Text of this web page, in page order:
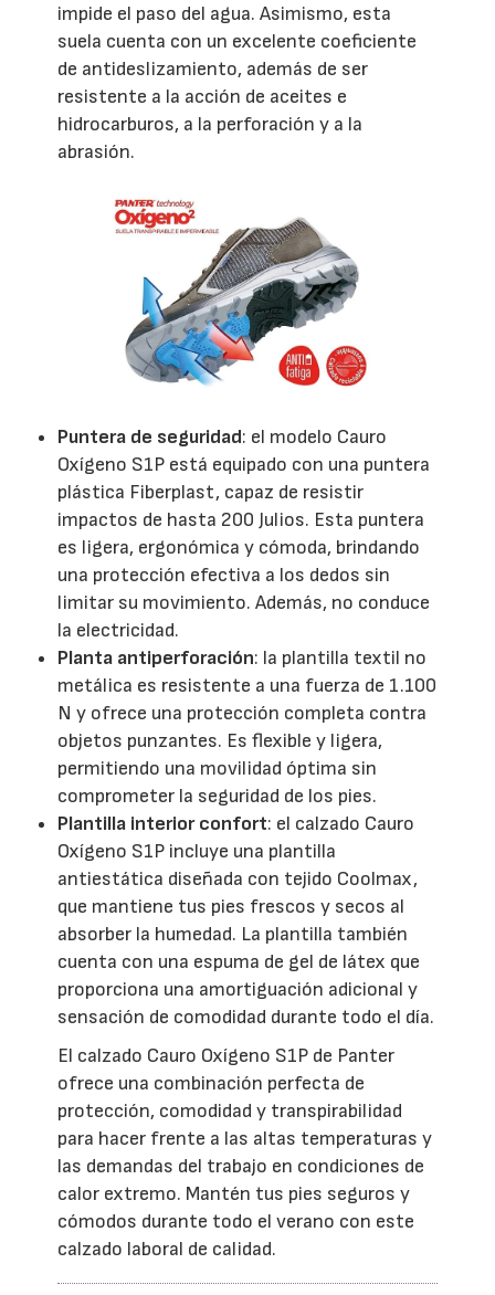
impide el paso del agua. Asimismo, esta
suela cuenta con un excelente coeficiente
de antideslizamiento, además de ser
resistente a la acción de aceites e
hidrocarburos, a la perforación y a la
abrasión.
Puntera de seguridad: el modelo Cauro
Oxígeno S1P está equipado con una puntera
plástica Fiberplast, capaz de resistir
impactos de hasta 200 Julios. Esta puntera
es ligera, ergonómica y cómoda, brindando
una protección efectiva a los dedos sin
limitar su movimiento. Además, no conduce
la electricidad.
Planta antiperforación: la plantilla textil no
metálica es resistente a una fuerza de 1.100
N y ofrece una protección completa contra
objetos punzantes. Es flexible y ligera,
permitiendo una movilidad óptima sin
comprometer la seguridad de los pies.
Plantilla interior confort: el calzado Cauro
Oxígeno S1P incluye una plantilla
antiestática diseñada con tejido Coolmax,
que mantiene tus pies frescos y secos al
absorber la humedad. La plantilla también
cuenta con una espuma de gel de látex que
proporciona una amortiguación adicional y
sensación de comodidad durante todo el día.
El calzado Cauro Oxígeno S1P de Panter
ofrece una combinación perfecta de
protección, comodidad y transpirabilidad
para hacer frente a las altas temperaturas y
las demandas del trabajo en condiciones de
calor extremo. Mantén tus pies seguros y
cómodos durante todo el verano con este
calzado laboral de calidad.